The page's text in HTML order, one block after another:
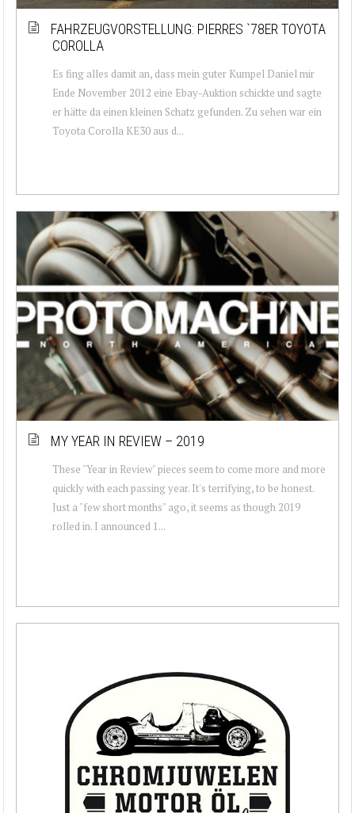
FAHRZEUGVORSTELLUNG: PIERRES `78ER TOYOTA
COROLLA
Es fing alles damit an, dass mein guter Kumpel Daniel mir
Ende November 2012 eine Ebay-Auktion schickte und sagte
er hätte da einen kleinen Schatz gefunden. Zu sehen war ein
Toyota Corolla KE30 aus d...
MY YEAR IN REVIEW – 2019
These "Year in Review" pieces seem to come more and more
quickly with each passing year. It's terrifying, to be honest.
Just a "few short months" ago, it seems as though 2019
rolled in. I announced 1...